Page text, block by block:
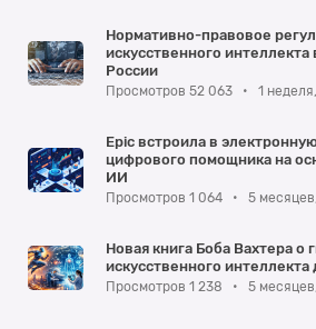
Нормативно-правовое
искусственного
России
Просмотров 52 063 • 1
Epic встроила в
цифрового помощника на
ИИ
Просмотров 1 064 • 5
Новая книга Боба Вахтера о
искусственного
Просмотров 1 238 • 5